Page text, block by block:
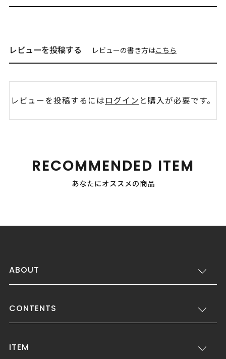
レビューを投稿する レビューの書き方はこちら
レビューを投稿するにはログイン と購入が必要です。
RECOMMENDED ITEM
あなたにオススメの商品
ABOUT
CONTENTS
ITEM